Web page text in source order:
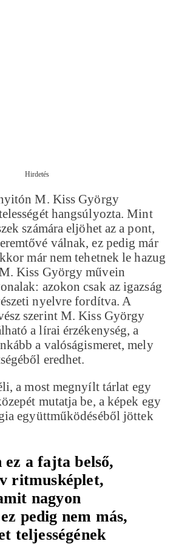
Hirdetés
M. Kiss György
hangsúlyozta. Mint
számára eljöhet az a pont,
válnak, ez pedig már
már nem tehetnek le hazug
Kiss György művein
azokon csak az igazság
nyelvre fordítva. A
szerint M. Kiss György
a lírai érzékenység, a
a valóságismeret, mely
eredhet.
a most megnyílt tárlat egy
mutatja be, a képek egy
együttműködéséből jöttek
a fajta belső,
ritmusképlet,
nagyon
pedig nem más,
teljességének